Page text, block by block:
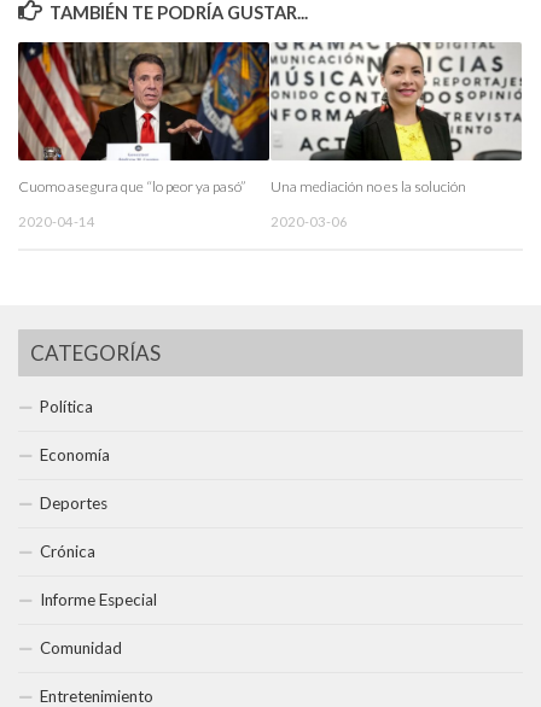
TAMBIÉN TE PODRÍA GUSTAR...
Cuomo asegura que “lo peor ya pasó”
2020-04-14
Una mediación no es la solución
2020-03-06
CATEGORÍAS
Política
Economía
Deportes
Crónica
Informe Especial
Comunidad
Entretenimiento